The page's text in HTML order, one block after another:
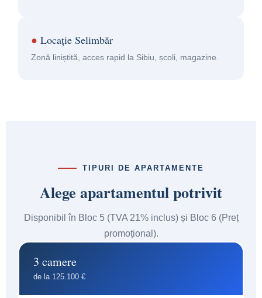
● Locație Selimbăr
Zonă liniștită, acces rapid la Sibiu, școli, magazine.
TIPURI DE APARTAMENTE
Alege apartamentul potrivit
Disponibil în Bloc 5 (TVA 21% inclus) și Bloc 6 (Preț
promoțional).
3 camere
de la 125.100 €